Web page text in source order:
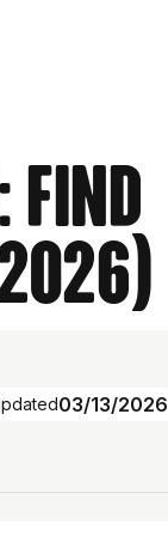
Find
03/13/2026